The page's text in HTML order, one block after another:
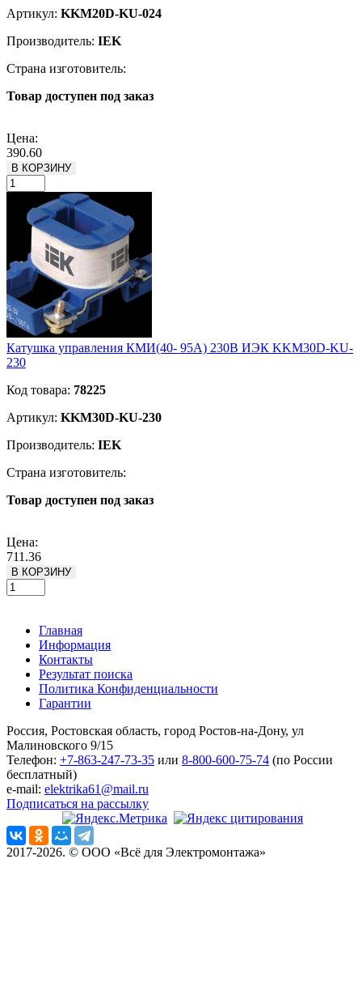
Артикул: KKM20D-KU-024
Производитель: IEK
Страна изготовитель:
Товар доступен под заказ
Цена:
390.60
В КОРЗИНУ
Катушка управления КМИ(40- 95А) 230В ИЭК KKM30D-KU-
230
Код товара: 78225
Артикул: KKM30D-KU-230
Производитель: IEK
Страна изготовитель:
Товар доступен под заказ
Цена:
711.36
В КОРЗИНУ
Главная
Информация
Контакты
Результат поиска
Политика Конфиденциальности
Гарантии
Россия, Ростовская область, город Ростов-на-Дону, ул
Малиновского 9/15
Телефон: +7-863-247-73-35 или 8-800-600-75-74 (по России
бесплатный)
e-mail: elektrika61@mail.ru
Подписаться на рассылку
2017-2026. © ООО «Всё для Электромонтажа»